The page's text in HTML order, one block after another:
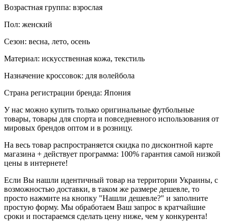
Возрастная группа: взрослая
Пол: женский
Сезон: весна, лето, осень
Материал: искусственная кожа, текстиль
Назначение кроссовок: для волейбола
Страна регистрации бренда: Япония
У нас можно купить только оригинальные футбольные
товары, товары для спорта и повседневного использования от
мировых брендов оптом и в розницу.
На весь товар распространяется скидка по дисконтной карте
магазина + действует программа: 100% гарантия самой низкой
цены в интернете!
Если Вы нашли идентичный товар на территории Украины, с
возможностью доставки, в таком же размере дешевле, то
просто нажмите на кнопку "Нашли дешевле?" и заполните
простую форму. Мы обработаем Ваш запрос в кратчайшие
сроки и постараемся сделать цену ниже, чем у конкурента!